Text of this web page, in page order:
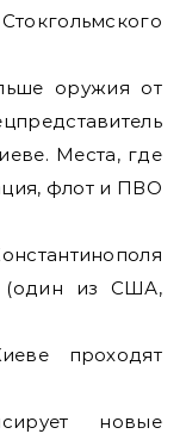
оружия от
Места, где
флот и ПВО
(один из США,
проходят
новые